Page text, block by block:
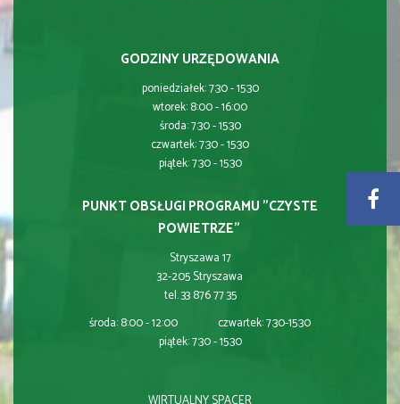
GODZINY URZĘDOWANIA
poniedziałek: 7:30 - 15:30
wtorek: 8:00 - 16:00
środa: 7:30 - 15:30
czwartek: 7:30 - 15:30
piątek: 7:30 - 15:30
PUNKT OBSŁUGI PROGRAMU "CZYSTE
POWIETRZE"
Stryszawa 17
32-205 Stryszawa
tel. 33 876 77 35
środa: 8:00 - 12:00 czwartek: 7:30-15:30
piątek: 7:30 - 15:30